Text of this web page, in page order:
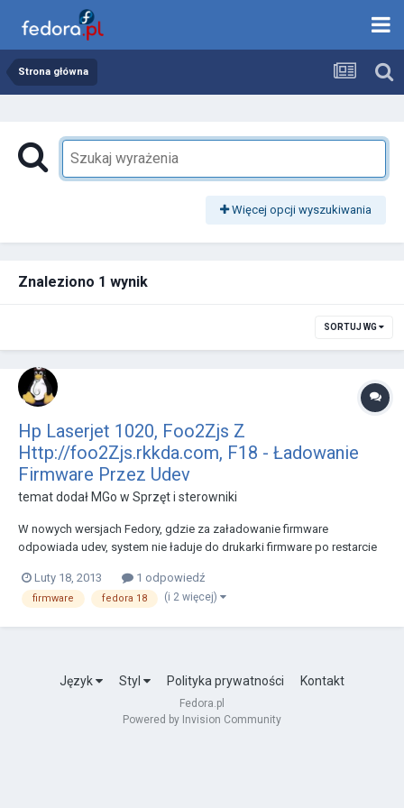
Strona główna
Więcej opcji wyszukiwania
Znaleziono 1 wynik
SORTUJ WG
Hp Laserjet 1020, Foo2Zjs Z
Http://foo2Zjs.rkkda.com, F18 - Ładowanie
Firmware Przez Udev
temat dodał MGo w Sprzęt i sterowniki
W nowych wersjach Fedory, gdzie za załadowanie firmware
odpowiada udev, system nie ładuje do drukarki firmware po restarcie
Fedory 18 i drukarki HP Laserjet 1020: Tworzymy plik /usr/bin/hp1020-
load-firmware #!/bin/sh LIMIT=9 for...
Luty 18, 2013 1 odpowiedź
firmware fedora 18 (i 2 więcej)
Język Styl Polityka prywatności Kontakt
Fedora.pl
Powered by Invision Community